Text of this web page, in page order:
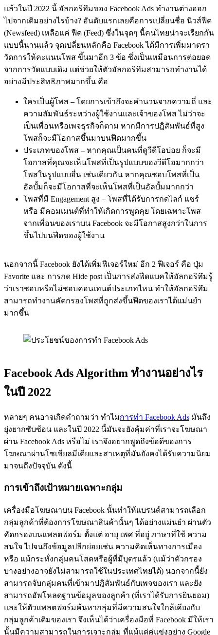
แล้วในปี 2022 นี้ อัลกอริทึมของ Facebook Ads ทำงานต่างออก
ไปจากเดิมอย่างไรบ้าง? อันดับแรกเลยคือการเปลี่ยนชื่อ นิวส์ฟีด
(Newsfeed) เหลือแค่ ฟีด (Feed) ซึ่งในจุดๆ นี้คนไทยน่าจะเรียกกัน
แบบนี้นานแล้ว จุดเปลี่ยนหลักคือ Facebook ได้มีการเพิ่มมาตรา
วัดการให้คะแนนโพส ขึ้นมาอีก 3 ข้อ ซึ่งเป็นเหมือนการต่อยอด
จากการวัดแบบเดิม แต่ช่วยให้ตัวอัลกอริทึมสามารถทำงานได้
อย่างมีประสิทธิภาพมากขึ้น คือ
ใครเป็นผู้โพส – โดยการเข้าถึงจะคำนวนจากความถี่ และ
ความสัมพันธ์ระหว่างผู้ใช้งานและเจ้าของโพส ไม่ว่าจะ
เป็นเพื่อนหรือเพจธุรกิจก็ตาม หากมีการปฎิสัมพันธ์ที่สูง
โพสก็จะมีโอกาสขึ้นมาบนฟีดมากขึ้น
ประเภทของโพส – หากคุณเป็นคนที่ดูวีดีโอบ่อย ก็จะมี
โอกาสที่คุณจะเห็นโพสที่เป็นรูปแบบของวีดีโอมากกว่า
โพสในรูปแบบอื่น เช่นเดียวกัน หากคุณชอบโพสที่เป็น
อัลบั้มก็จะมีโอกาสที่จะเห็นโพสที่เป็นอัลบั้มมากกว่า
โพสที่มี Engagement สูง – โพสที่ได้รับการกดไลก์ แชร์
หรือ มีคอมเมนต์ที่ทำให้เกิดการพูดคุย โดยเฉพาะโพส
จากเพื่อนของเราบน Facebook จะมีโอกาสสูงกว่าในการ
ขึ้นไปบนฟีดของผู้ใช้งาน
นอกจากนี้ Facebook ยังได้เพิ่มฟีเจอร์ใหม่ อีก 2 ฟีเจอร์ คือ ปุ่ม
Favorite และ การกด Hide post เป็นการส่งฟีดแบคให้อัลกอริทึมรู้
ว่าเราชอบหรือไม่ชอบคอนเทนต์ประเภทไหน ทำให้อัลกอริทึม
สามารถทำงานคัดกรองโพสที่ถูกส่งขึ้นฟีดของเราได้แม่นยำ
มากขึ้น
Facebook Ads Algorithm ทำงานอย่างไร
ในปี 2022
หลายๆ คนอาจเกิดคำถามว่า ทำไมการทำ Facebook Ads มันถึง
ยุ่งยากซับซ้อน และในปี 2022 นี้มันจะยังคุ้มค่าที่เราจะโฆษณา
ผ่าน Facebook Ads หรือไม่ เราจึงอยากพูดถึงข้อดีของการ
โฆษณาผ่านโซเชียลมีเดียและสาเหตุที่มันยังคงได้รับความนิยม
มาจนถึงปัจจุบัน ดังนี้
การเข้าถึงเป้าหมายเฉพาะกลุ่ม
เครื่องมือโฆษณาบน Facebook นั้นทำให้แบรนด์สามารถเลือก
กลุ่มลูกค้าที่ต้องการโฆษณาสินค้านั้นๆ ได้อย่างแม่นยำ ผ่านตัว
คัดกรองบนแพลตฟอร์ม ตั้งแต่ อายุ เพศ ที่อยู่ ภาษาที่ใช้ ความ
สนใจ ไปจนถึงข้อมูลปลีกย่อยเช่น ความคิดเห็นทางการเมือง
หรือ แม้กระทั่งกลุ่มคนโสดหรือผู้ที่มีบุตรแล้ว (แม้ว่าตัวกรอง
บางอย่างอาจยังไม่สามารถใช้ในประเทศไทยได้) นอกจากนี้ยัง
สามารถจับกลุ่มคนที่เข้ามาปฎิสัมพันธ์กับเพจของเรา และยัง
สามารถอัพโหลดฐานข้อมูลของลูกค้า (ที่เราได้รับการยินยอม)
และให้ตัวแพลตฟอร์มค้นหากลุ่มที่มีความสนใจใกล้เคียงกับ
กลุ่มลูกค้าเดิมของเรา จึงเห็นได้ว่าเครื่องมือที่ Facebook มีให้เรา
นั้นมีความสามารถในการเจาะกลุ่ม ที่แม้แต่คู่แข่งอย่าง Google